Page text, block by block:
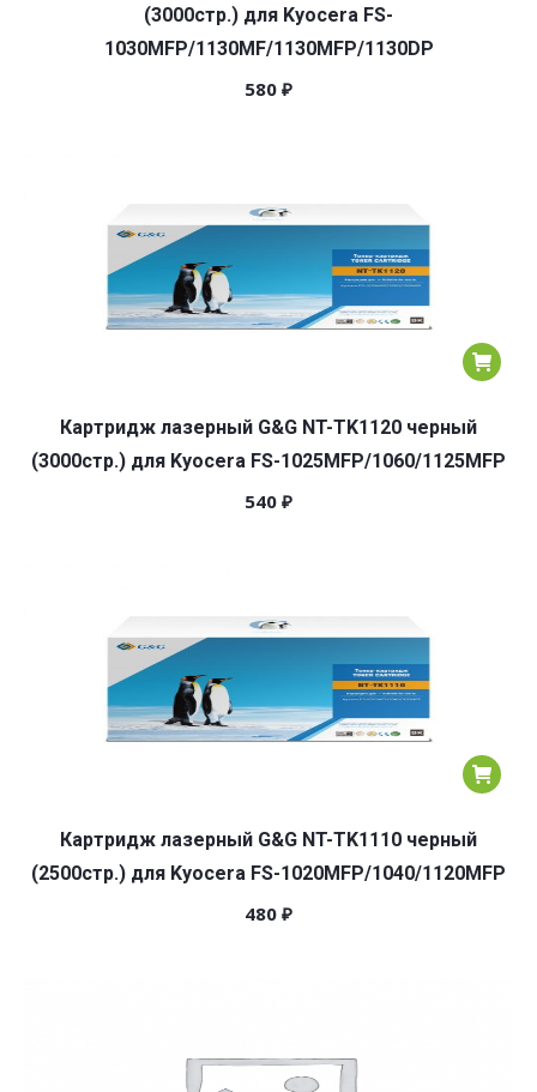
(3000стр.) для Kyocera FS-
1030MFP/1130MF/1130MFP/1130DP
580 ₽
Картридж лазерный G&G NT-TK1120 черный
(3000стр.) для Kyocera FS-1025MFP/1060/1125MFP
540 ₽
Картридж лазерный G&G NT-TK1110 черный
(2500стр.) для Kyocera FS-1020MFP/1040/1120MFP
480 ₽